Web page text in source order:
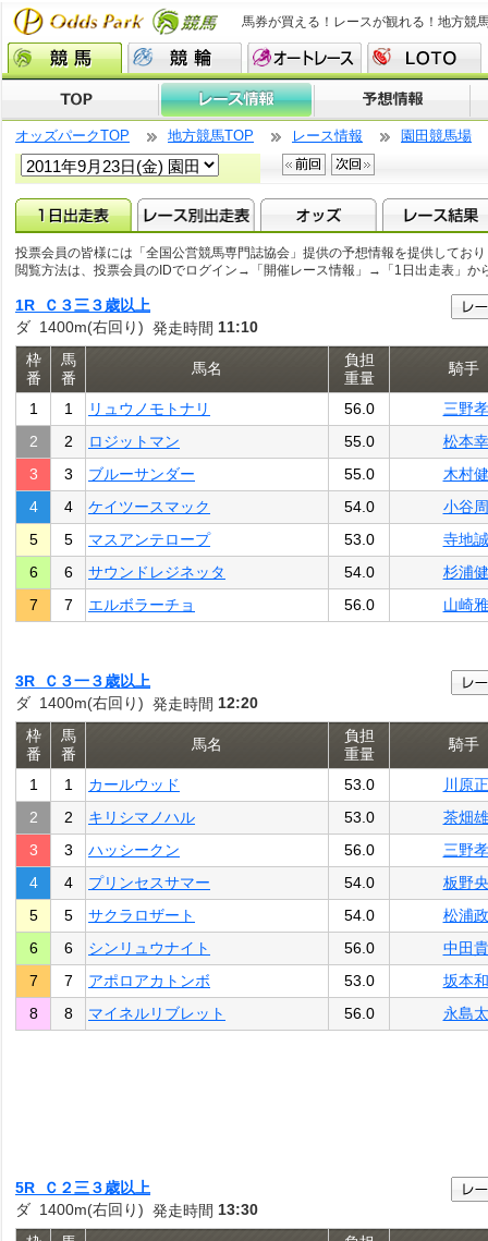
馬券が買える！レースが観れる！地方競
オッズパークTOP 地方競馬TOP レース情報 園田競馬場
投票会員の皆様には「全国公営競馬専門誌協会」提供の予想情報を提供してお
閲覧方法は、投票会員のIDでログイン→「開催レース情報」→「1日出走表」か
1R Ｃ３三３歳以上
ダ 1400m(右回り) 発走時間 11:10
枠
番
馬
番
馬名
負担
重量
騎手
1 1 リュウノモトナリ 56.0
三野孝
2
2 ロジットマン 55.0
松本幸
3
3 ブルーサンダー 55.0
木村健
4
4 ケイツースマック 54.0
小谷周
5
5 マスアンテロープ 53.0
寺地誠
6
6 サウンドレジネッタ 54.0
杉浦健
7
7 エルボラーチョ 56.0 山崎雅
3R Ｃ３一３歳以上
ダ 1400m(右回り) 発走時間 12:20
枠
番
馬
番
馬名
負担
重量
騎手
1 1 カールウッド 53.0
川原正
2
2 キリシマノハル 53.0
茶畑雄
3
3 ハッシークン 56.0
三野孝
4
4 プリンセスサマー 54.0
板野央
5
5 サクラロザート 54.0
松浦政
6
6 シンリュウナイト 56.0
中田貴
7
7 アポロアカトンボ 53.0
坂本和
8
8 マイネルリブレット 56.0 永島太
5R Ｃ２三３歳以上
ダ 1400m(右回り) 発走時間 13:30